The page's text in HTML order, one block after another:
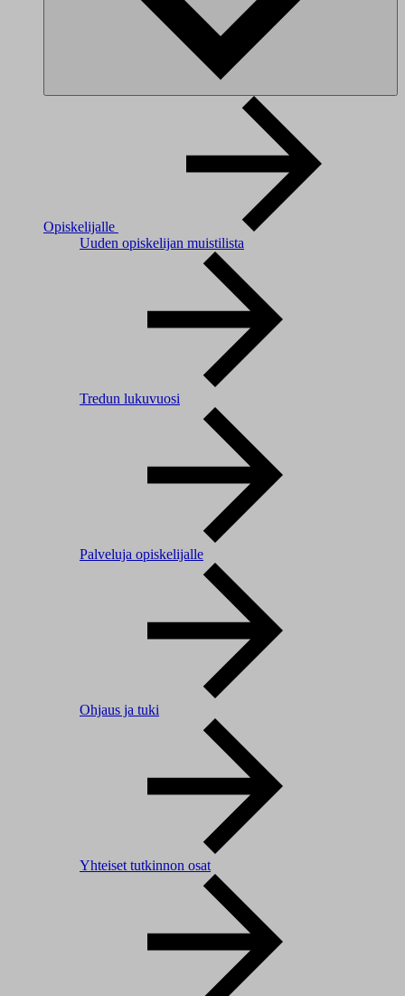
Opiskelijalle
Uuden opiskelijan muistilista
Tredun lukuvuosi
Palveluja opiskelijalle
Ohjaus ja tuki
Yhteiset tutkinnon osat